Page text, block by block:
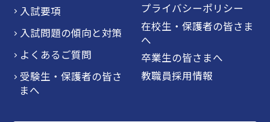
入試要項
入試問題の傾向と対策
よくあるご質問
受験生・保護者の皆さ
まへ
プライバシーポリシー
在校生・保護者の皆さま
へ
卒業生の皆さまへ
教職員採用情報